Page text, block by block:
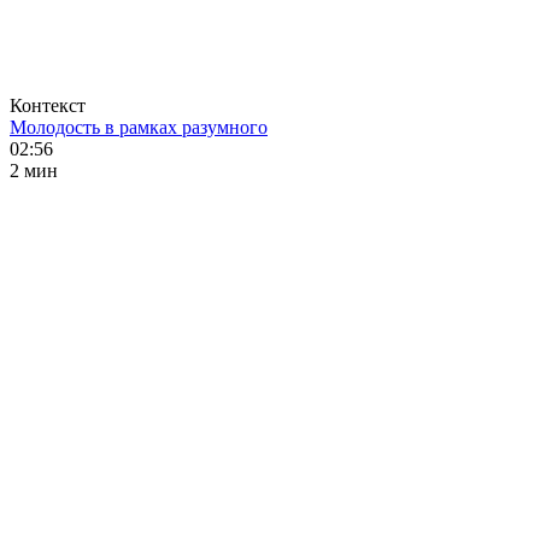
Контекст
Молодость в рамках разумного
02:56
2 мин